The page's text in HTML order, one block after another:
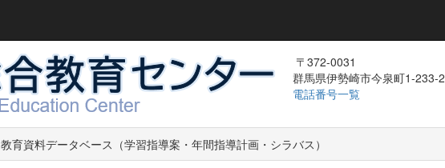
〒372-0031
群馬県伊勢崎市今泉町1-233-2
電話番号一覧
教育資料データベース（学習指導案・年間指導計画・シラバス）